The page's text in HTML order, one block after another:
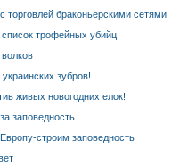
торговлей браконьерскими сетями
трофейных убийц
зубров!
живых новогодних елок!
заповедность
строим заповедность